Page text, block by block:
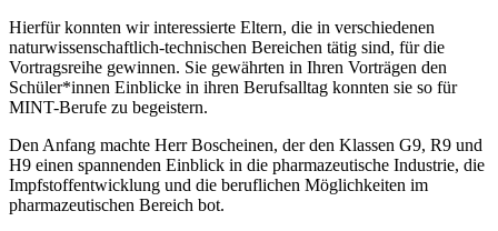
Hierfür konnten wir interessierte Eltern, die in verschiedenen
naturwissenschaftlich-technischen Bereichen tätig sind, für die
Vortragsreihe gewinnen. Sie gewährten in Ihren Vorträgen den
Schüler*innen Einblicke in ihren Berufsalltag konnten sie so für
MINT-Berufe zu begeistern.
Den Anfang machte Herr Boscheinen, der den Klassen G9, R9 und
H9 einen spannenden Einblick in die pharmazeutische Industrie, die
Impfstoffentwicklung und die beruflichen Möglichkeiten im
pharmazeutischen Bereich bot.